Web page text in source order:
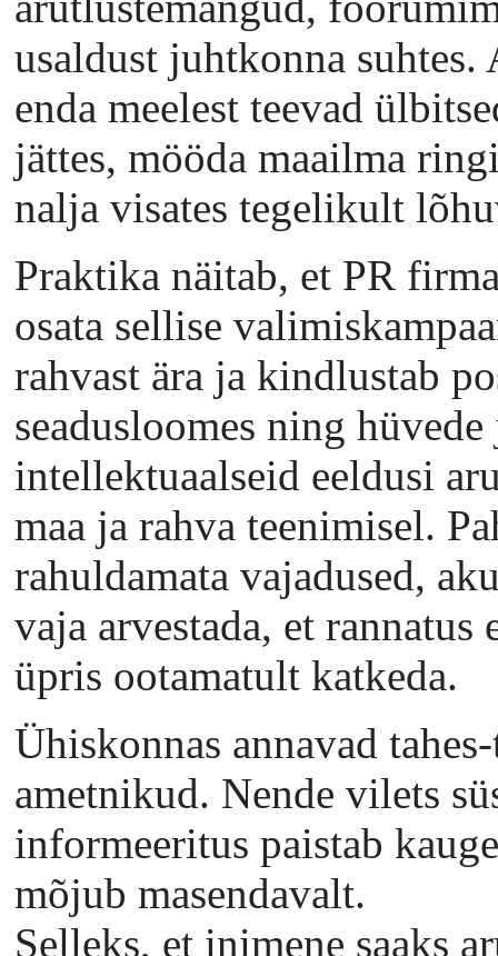
usaldust juhtkonna
enda meelest teevad
jättes, mööda maailma
nalja visates tegelikult
Praktika näitab, et PR
osata sellise
rahvast ära ja kindlustab
seadusloomes ning
intellektuaalseid eeldusi
maa ja rahva teenimisel.
rahuldamata vajadused,
vaja arvestada, et
üpris ootamatult katkeda.
Ühiskonnas annavad
ametnikud. Nende vilets
informeeritus paistab
mõjub masendavalt.
Selleks, et inimene saaks